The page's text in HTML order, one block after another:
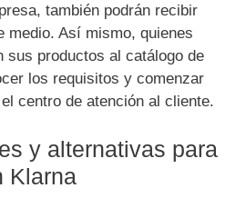
también podrán recibir
medio. Así mismo, quienes
sus productos al catálogo de
los requisitos y comenzar
centro de atención al cliente.
y alternativas para
Klarna